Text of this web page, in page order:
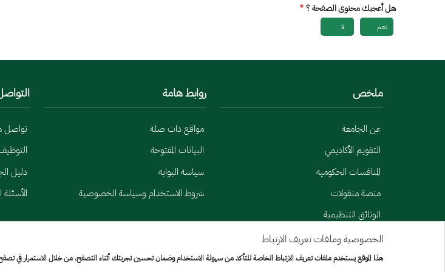
هل أعجبك محتوى الصفحة ؟
نعم لا
ملخص
عن الجامعة
التقويم الأكاديمي
المنافسات الحكومية
منصة منقولات
الوثائق التنظيمية
روابط هامة
مواقع ذات صلة
البيانات المفتوحة
سياسة البوابة
شروط الاستخدام وسياسة الخصوصية
تواصل
دليل
الأسئلة
Menu Copyright
خريطة الموقع
الخصوصية وملفات تعريف الارتباط
هذا الموقع يستخدم ملفات تعريف الارتباط الخاصة للتأكد من سهولة الاستخدام وضمان تحسين تجربتك أثناء التصفح، من خلال الاستمرار في